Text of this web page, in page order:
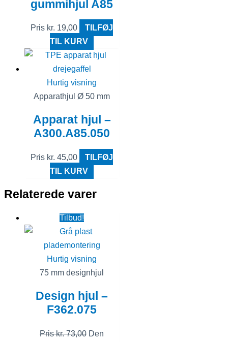
gummihjul A85
Pris kr. 19,00
TILFØJ
TIL KURV
Hurtig visning
Apparathjul Ø 50 mm
Apparat hjul –
A300.A85.050
Pris kr. 45,00
TILFØJ
TIL KURV
Relaterede varer
Tilbud!
Hurtig visning
75 mm designhjul
Design hjul –
F362.075
Priskr.73,00 Den